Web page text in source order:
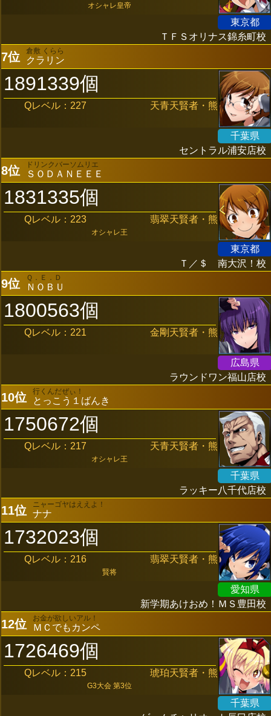
オシャレ皇帝
東京都
ＴＦＳオリナス錦糸町校
7位 倉敷 くらら
クラリン
1891339個
Qレベル：227 天青天賢者・熊
千葉県
セントラル浦安店校
8位 ドリンクバーソムリエ
ＳＯＤＡＮＥＥＥ
1831335個
Qレベル：223 翡翠天賢者・熊
オシャレ王
東京都
Ｔ／＄ 南大沢！校
9位 Ｑ．Ｅ．Ｄ
ＮＯＢＵ
1800563個
Qレベル：221 金剛天賢者・熊
広島県
ラウンドワン福山店校
10位 行くんだぜぃ！
とっこう１ばんき
1750672個
Qレベル：217 天青天賢者・熊
オシャレ王
千葉県
ラッキー八千代店校
11位 ニャーゴヤはええよ！
ナナ
1732023個
Qレベル：216 翡翠天賢者・熊
賢将
愛知県
新学期あけおめ！ＭＳ豊田校
12位 お金が欲しいアル！
ＭＣでもカンペ
1726469個
Qレベル：215 琥珀天賢者・熊
G3大会 第3位
千葉県